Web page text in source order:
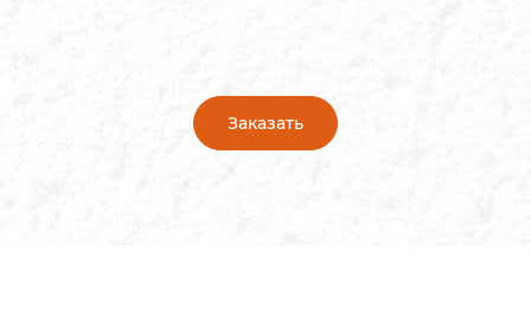
Заказать